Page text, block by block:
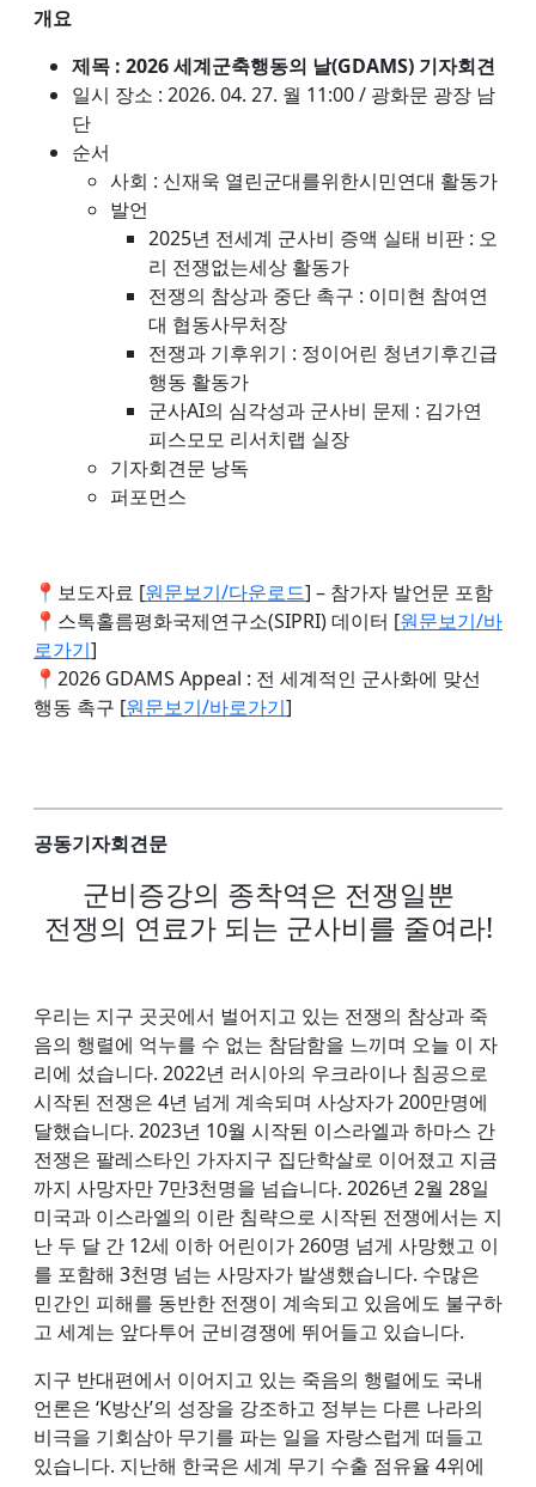
개요
제목 : 2026 세계군축행동의 날(GDAMS) 기자회견
일시 장소 : 2026. 04. 27. 월 11:00 / 광화문 광장 남
단
순서
사회 : 신재욱 열린군대를위한시민연대 활동가
발언
2025년 전세계 군사비 증액 실태 비판 : 오
리 전쟁없는세상 활동가
전쟁의 참상과 중단 촉구 : 이미현 참여연
대 협동사무처장
전쟁과 기후위기 : 정이어린 청년기후긴급
행동 활동가
군사AI의 심각성과 군사비 문제 : 김가연
피스모모 리서치랩 실장
기자회견문 낭독
퍼포먼스
📍보도자료 [원문보기/다운로드] – 참가자 발언문 포함
📍스톡홀름평화국제연구소(SIPRI) 데이터 [원문보기/바
로가기]
📍2026 GDAMS Appeal : 전 세계적인 군사화에 맞선
행동 촉구 [원문보기/바로가기]
공동기자회견문
군비증강의 종착역은 전쟁일뿐
전쟁의 연료가 되는 군사비를 줄여라!
우리는 지구 곳곳에서 벌어지고 있는 전쟁의 참상과 죽
음의 행렬에 억누를 수 없는 참담함을 느끼며 오늘 이 자
리에 섰습니다. 2022년 러시아의 우크라이나 침공으로
시작된 전쟁은 4년 넘게 계속되며 사상자가 200만명에
달했습니다. 2023년 10월 시작된 이스라엘과 하마스 간
전쟁은 팔레스타인 가자지구 집단학살로 이어졌고 지금
까지 사망자만 7만3천명을 넘습니다. 2026년 2월 28일
미국과 이스라엘의 이란 침략으로 시작된 전쟁에서는 지
난 두 달 간 12세 이하 어린이가 260명 넘게 사망했고 이
를 포함해 3천명 넘는 사망자가 발생했습니다. 수많은
민간인 피해를 동반한 전쟁이 계속되고 있음에도 불구하
고 세계는 앞다투어 군비경쟁에 뛰어들고 있습니다.
지구 반대편에서 이어지고 있는 죽음의 행렬에도 국내
언론은 ‘K방산’의 성장을 강조하고 정부는 다른 나라의
비극을 기회삼아 무기를 파는 일을 자랑스럽게 떠들고
있습니다. 지난해 한국은 세계 무기 수출 점유율 4위에